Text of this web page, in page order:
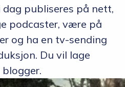
dag publiseres på nett,
podcaster, være på
og ha en tv-sending
Du vil lage